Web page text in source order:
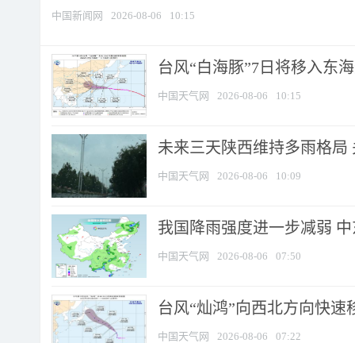
中国新闻网 2026-08-06 10:15
台风“白海豚”7日将移入东
中国天气网 2026-08-06 10:15
未来三天陕西维持多雨格局
中国天气网 2026-08-06 10:09
我国降雨强度进一步减弱
中国天气网 2026-08-06 07:50
台风“灿鸿”向西北方向快
中国天气网 2026-08-06 07:22